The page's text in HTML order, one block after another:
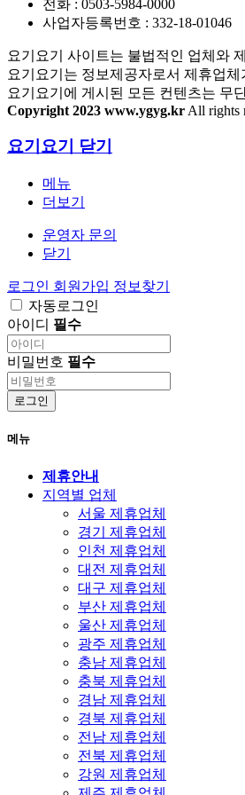
전화 : 0503-5984-0000
사업자등록번호 : 332-18-01046
요기요기 사이트는 불법적인 업체와
요기요기는 정보제공자로서 제휴업
요기요기에 게시된 모든 컨텐츠는 무
Copyright 2023 www.ygyg.kr All rights
요기요기 닫기
메뉴
더보기
운영자 문의
닫기
로그인 회원가입 정보찾기
자동로그인
아이디 필수
비밀번호 필수
로그인
메뉴
제휴안내
지역별 업체
서울 제휴업체
경기 제휴업체
인천 제휴업체
대전 제휴업체
대구 제휴업체
부산 제휴업체
울산 제휴업체
광주 제휴업체
충남 제휴업체
충북 제휴업체
경남 제휴업체
경북 제휴업체
전남 제휴업체
전북 제휴업체
강원 제휴업체